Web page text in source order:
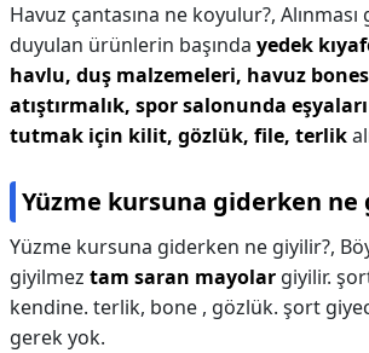
Havuz çantasına ne koyulur?,
duyulan ürünlerin başında yedek
havlu, duş malzemeleri, havuz
atıştırmalık, spor salonunda
tutmak için kilit, gözlük, file, terlik
Yüzme kursuna giderken ne
Yüzme kursuna giderken ne giyilir?,
giyilmez tam saran mayolar giyilir.
kendine. terlik, bone , gözlük. şort
gerek yok.